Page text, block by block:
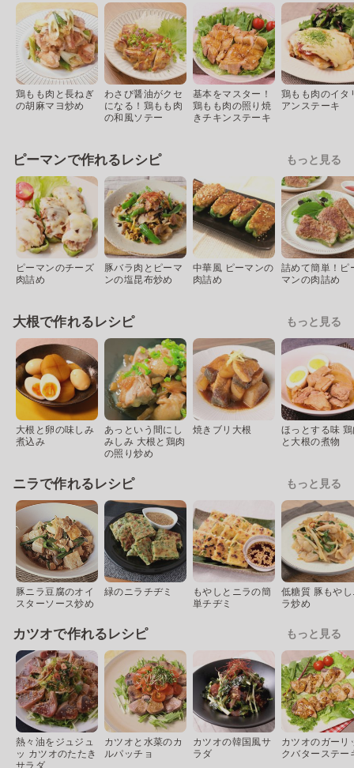
鶏もも肉と長ねぎ
の胡麻マヨ炒め
わさび醤油がクセ
になる！鶏もも肉
の和風ソテー
基本をマスター！
鶏もも肉の照り焼
きチキンステーキ
鶏もも肉のイタ
アンステーキ
ピーマンで作れるレシピ もっと見る
ピーマンのチーズ
肉詰め
豚バラ肉とピーマ
ンの塩昆布炒め
中華風 ピーマンの
肉詰め
詰めて簡単！ピ
マンの肉詰め
大根で作れるレシピ もっと見る
大根と卵の味しみ
煮込み
あっという間にし
みしみ 大根と鶏肉
の照り炒め
焼きブリ大根
ほっとする味
と大根の煮物
ニラで作れるレシピ もっと見る
豚ニラ豆腐のオイ
スターソース炒め
緑のニラチヂミ
もやしとニラの簡
単チヂミ
低糖質 豚もや
ラ炒め
カツオで作れるレシピ もっと見る
熱々油をジュジュ
ッ カツオのたたき
サラダ
カツオと水菜のカ
ルパッチョ
カツオの韓国風サ
ラダ
カツオのガーリ
クバターステー